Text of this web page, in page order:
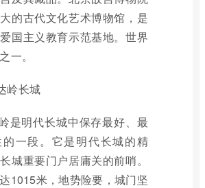
的古代文化艺术博物馆，是
国主义教育示范基地。世界
一。
岭长城
是明代长城中保存最好、最
一段。它是明代长城的精
城重要门户居庸关的前哨。
1015米，地势险要，城门坚